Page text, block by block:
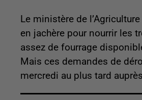
Le ministère de
en jachère pour nourrir les
assez de fourrage
Mais ces demandes de
mercredi au plus tard